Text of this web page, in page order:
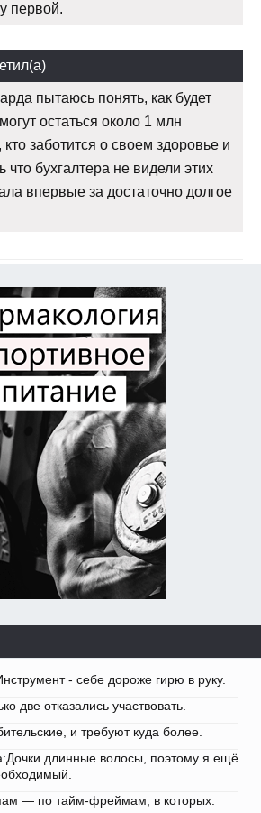
первой.
пытаюсь понять, как будет
остаться около 1 млн
кто заботится о своем здоровье и
что бухгалтера не видели этих
впервые за достаточно долгое
- себе дороже гирю в руку.
две отказались участвовать.
и требуют куда более.
длинные волосы, поэтому я ещё
— по тайм-фреймам, в которых.